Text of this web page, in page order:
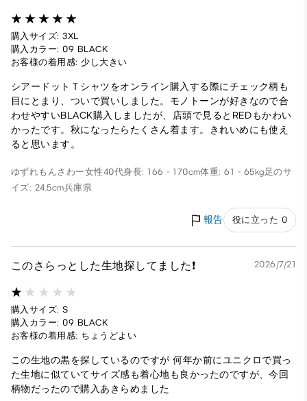
購入サイズ: 3XL
購入カラー: 09 BLACK
お客様の着用感: 少し大きい
シアードットＴシャツをオンライン購入する際にチェック柄も
目にとまり、ついで買いしました。モノトーンが好きなので合
わせやすいBLACK購入しましたが、店頭で見るとREDもかわい
かったです。秋になったらたくさん着ます。きれいめにも使え
ると思います。
ゆずれもんさわー女性40代身長: 166 - 170cm体重: 61 - 65kg 足のサ
イズ: 24.5cm兵庫県
報告 役に立った 0
このさらっとした生地探してました❗ 2026/7/21
購入サイズ: S
購入カラー: 09 BLACK
お客様の着用感: ちょうどよい
この生地の黒を探しているのですが 何年か前にユニクロで買っ
た生地に似ていてサイズ感も着心地も良かったのですが、今回
柄物だったので購入あきらめました